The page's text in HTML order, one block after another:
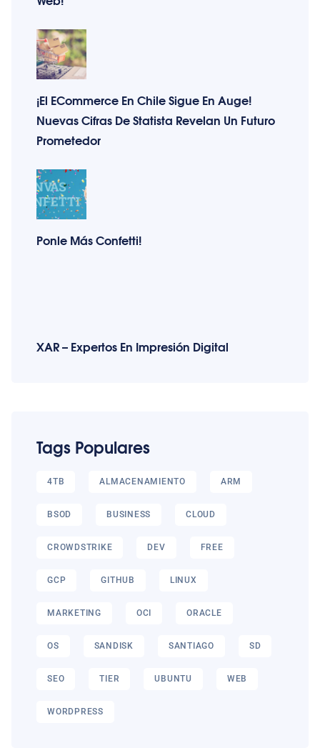
¡El ECommerce En Chile Sigue En Auge!
Nuevas Cifras De Statista Revelan Un Futuro
Prometedor
Ponle Más Confetti!
XAR – Expertos En Impresión Digital
Tags Populares
4TB ALMACENAMIENTO ARM
BSOD BUSINESS CLOUD
CROWDSTRIKE DEV FREE
GCP GITHUB LINUX
MARKETING OCI ORACLE
OS SANDISK SANTIAGO SD
SEO TIER UBUNTU WEB
WORDPRESS